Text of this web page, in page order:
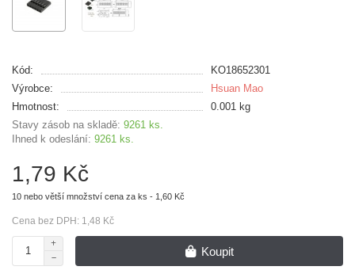
Kód:
KO18652301
Výrobce:
Hsuan Mao
Hmotnost:
0.001 kg
Stavy zásob na skladě: 9261 ks.
Ihned k odeslání: 9261 ks.
1,79 Kč
10 nebo větší množství cena za ks - 1,60 Kč
Cena bez DPH: 1,48 Kč
Koupit